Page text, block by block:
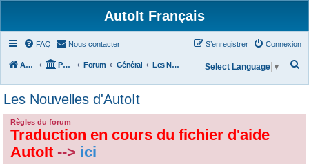
AutoIt Français
FAQ Nous contacter Connexion
S’enregistrer
Accueil Portail Forum Général Les Nouvelles d'AutoIt
h
Select Language ▼
Les Nouvelles d'AutoIt
Règles du forum
Traduction en cours du fichier d'aide
AutoIt --> ici